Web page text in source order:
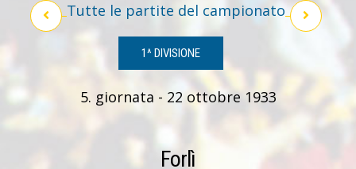
Tutte le partite del campionato
1^ DIVISIONE
5. giornata - 22 ottobre 1933
Forlì